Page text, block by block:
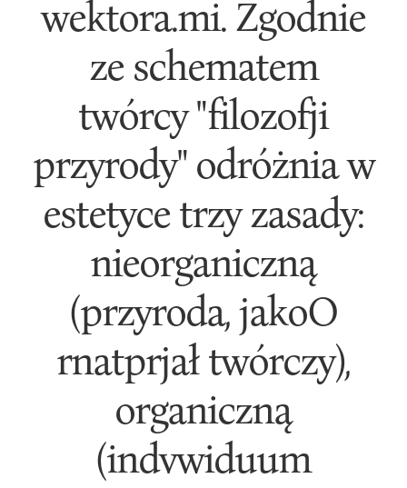
wektora.mi. Zgodnie
ze schematem
twórcy "filozofji
przyrody" odróżnia w
estetyce trzy zasady:
nieorganiczną
(przyroda, jakoO
rnatprjał twórczy),
organiczną
(indvwiduum